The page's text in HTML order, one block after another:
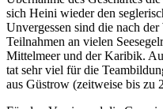
sich Heini wieder den
Unvergessen sind die nach
Teilnahmen an vielen
Mittelmeer und der Karibik.
tat sehr viel für die
aus Güstrow (zeitweise bis zu